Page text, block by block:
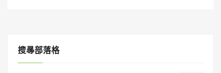
搜㝷部落格